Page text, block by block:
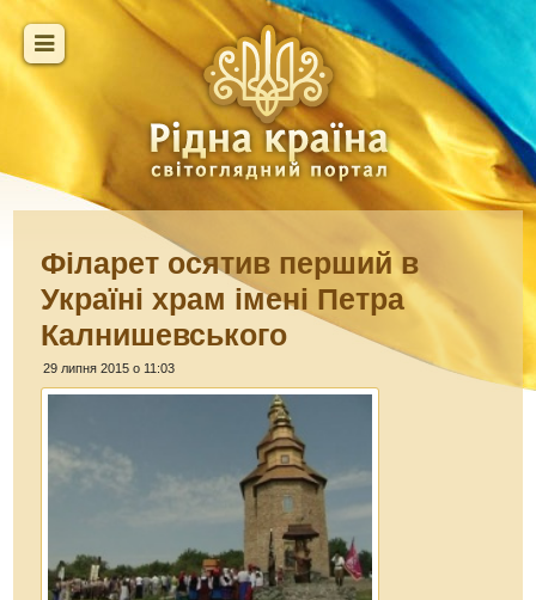
Філарет осятив перший в
Україні храм імені Петра
Калнишевського
29 липня 2015 о 11:03